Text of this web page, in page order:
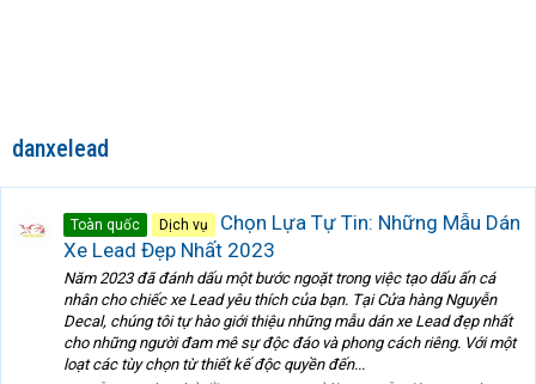
danxelead
Toàn quốc Dịch vụ
Chọn Lựa Tự Tin: Những Mẫu Dán
Xe Lead Đẹp Nhất 2023
Năm 2023 đã đánh dấu một bước ngoặt trong việc tạo dấu ấn cá
nhân cho chiếc xe Lead yêu thích của bạn. Tại Cửa hàng Nguyễn
Decal, chúng tôi tự hào giới thiệu những mẫu dán xe Lead đẹp nhất
cho những người đam mê sự độc đáo và phong cách riêng. Với một
loạt các tùy chọn từ thiết kế độc quyền đến...